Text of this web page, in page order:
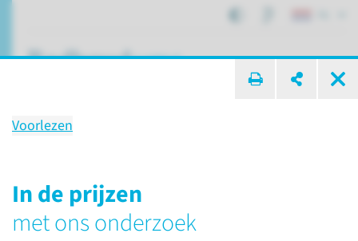
Voorlezen
In de prijzen
met ons onderzoek
in 2021